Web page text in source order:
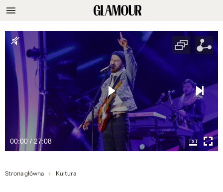
00:00 / 27:08
Strona główna Kultura